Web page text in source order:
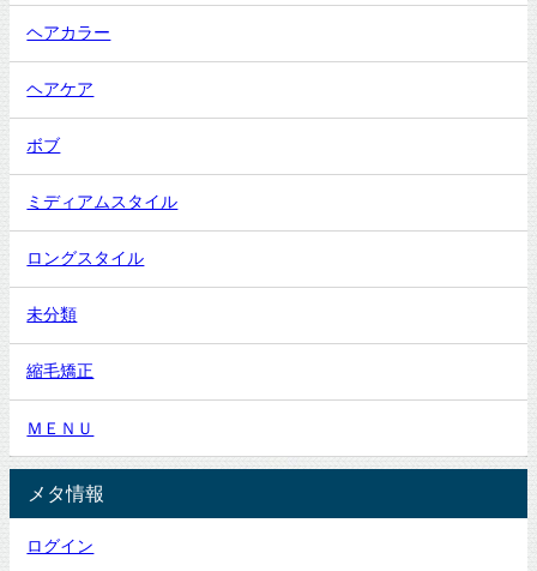
ヘアカラー
ヘアケア
ボブ
ミディアムスタイル
ロングスタイル
未分類
縮毛矯正
ＭＥＮＵ
メタ情報
ログイン